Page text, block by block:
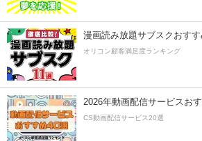
漫画読み放題サブスクおすす
オリコン顧客満足度ランキング
2026年動画配信サービスお
CS動画配信サービス20選